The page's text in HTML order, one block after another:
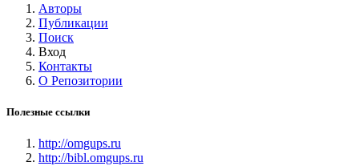
Авторы
Публикации
Поиск
Вход
Контакты
О Репозитории
Полезные ссылки
http://omgups.ru
http://bibl.omgups.ru